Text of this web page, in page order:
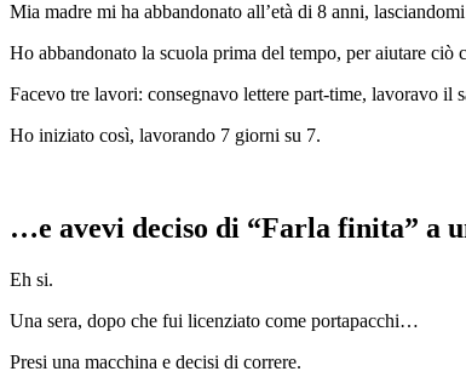
Mia madre mi ha abbandonato all’età di 8 anni,
Ho abbandonato la scuola prima del tempo, per aiutare
Facevo tre lavori: consegnavo lettere part-time, lavoravo il
Ho iniziato così, lavorando 7 giorni su 7.
…e avevi deciso di “Farla finita” a
Eh si.
Una sera, dopo che fui licenziato come portapacchi…
Presi una macchina e decisi di correre.